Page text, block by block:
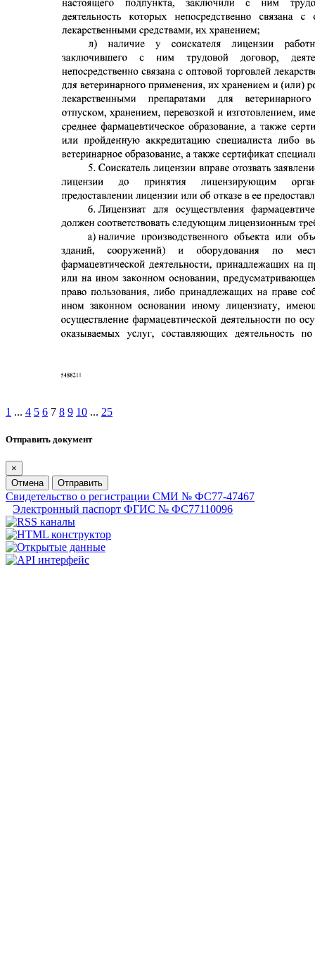
1 ... 4 5 6 7 8 9 10 ... 25
Отправить документ
×
Отмена
Отправить
Свидетельство о регистрации СМИ № ФС77-47467
Электронный паспорт ФГИС № ФС77110096